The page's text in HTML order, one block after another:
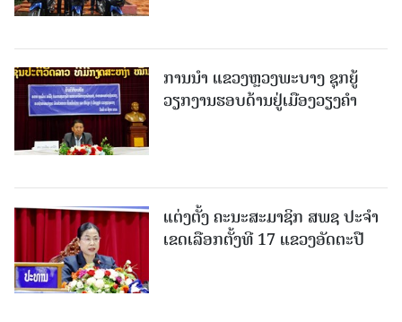
ການນຳ ແຂວງຫຼວງພະບາງ ຊຸກຍູ້
ວຽກງານຮອບດ້ານຢູ່ເມືອງວຽງຄໍາ
ແຕ່ງຕັ້ງ ຄະນະສະມາຊິກ ສພຊ ປະຈຳ
ເຂດເລືອກຕັ້ງທີ 17 ແຂວງອັດຕະປື